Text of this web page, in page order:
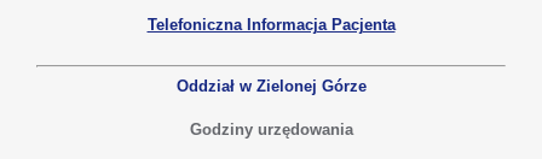
Telefoniczna Informacja Pacjenta
Oddział w Zielonej Górze
Godziny urzędowania